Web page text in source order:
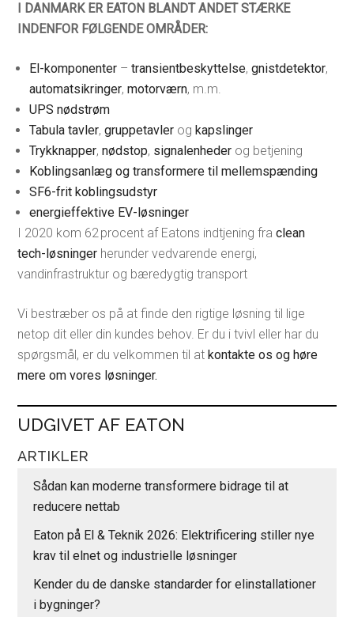
I DANMARK ER EATON BLANDT ANDET STÆRKE
INDENFOR FØLGENDE OMRÅDER:
El-komponenter –transientbeskyttelse,gnistdetektor,
automatsikringer,motorværn, m.m.
UPS nødstrøm
Tabula tavler,gruppetavler ogkapslinger
Trykknapper,nødstop, signalenheder og betjening
Koblingsanlæg og transformere til mellemspænding
SF6-frit koblingsudstyr
energieffektive EV-løsninger
I 2020 kom 62 procent af Eatons indtjening fraclean
tech-løsninger herunder vedvarende energi,
vandinfrastruktur og bæredygtig transport
Vi bestræber os på at finde den rigtige løsning til lige
netop dit eller din kundes behov. Er du i tvivl eller har du
spørgsmål, er du velkommen til atkontakte os og høre
mere om vores løsninger.
UDGIVET AF EATON
ARTIKLER
Sådan kan moderne transformere bidrage til at
reducere nettab
Eaton på El & Teknik 2026: Elektrificering stiller nye
krav til elnet og industrielle løsninger
Kender du de danske standarder for elinstallationer
i bygninger?